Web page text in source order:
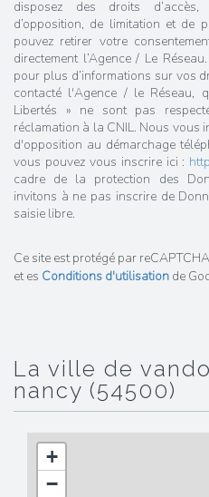
disposez des droits d’accès,
d’opposition, de limitation et de
pouvez retirer votre
directement l’Agence / Le
pour plus d’informations sur vos
contacté l'Agence / le Réseau,
Libertés » ne sont pas
réclamation à la CNIL. Nous vous
d'opposition au démarchage
vous pouvez vous inscrire ici :
cadre de la protection des
invitons à ne pas inscrire de
saisie libre.
Ce site est protégé par
et es Conditions d'utilisation de
la ville de vandoeuvre-lès-
nancy (54500)
+
−